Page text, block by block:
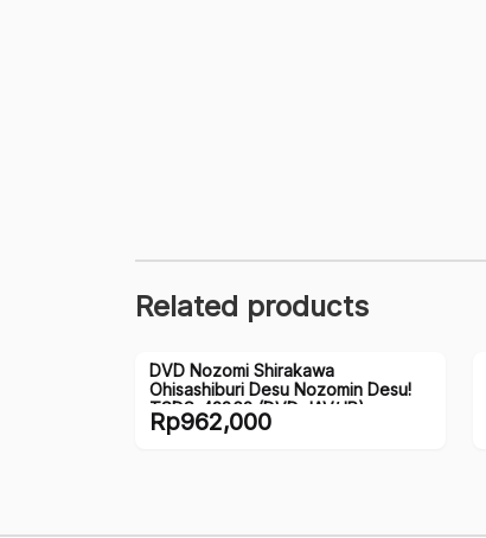
Related products
DVD Nozomi Shirakawa
Ohisashiburi Desu Nozomin Desu!
TSDS-42862 (DVD JAV/JP)
Rp962,000